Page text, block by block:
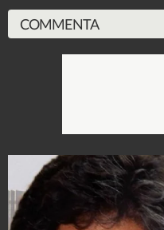
COMMENTA